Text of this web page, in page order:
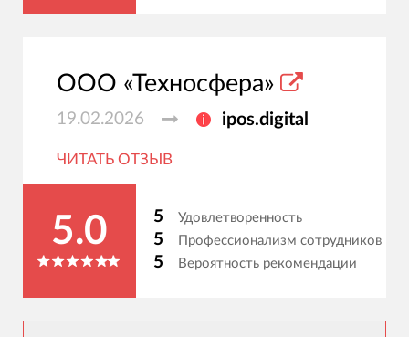
ООО «Техносфера»
19.02.2026 ipos.digital
ЧИТАТЬ ОТЗЫВ
5.0 5 Удовлетворенность
5 Профессионализм сотрудников
5 Вероятность рекомендации